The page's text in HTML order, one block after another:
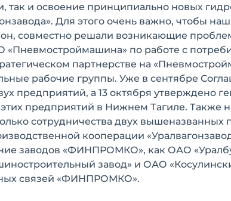
так и освоение принципиально новых
Для этого очень важно, чтобы
совместно решали возникающие
«Пневмостроймашина» по работе с
партнерстве на
рабочие группы. Уже в сентябре
предприятий, а 13 октября утверждено
предприятий в Нижнем Тагиле. Также
сотрудничества двух вышеназванных
кооперации
заводов «ФИНПРОМКО», как ОАО
завод» и ОАО
связей «ФИНПРОМКО».